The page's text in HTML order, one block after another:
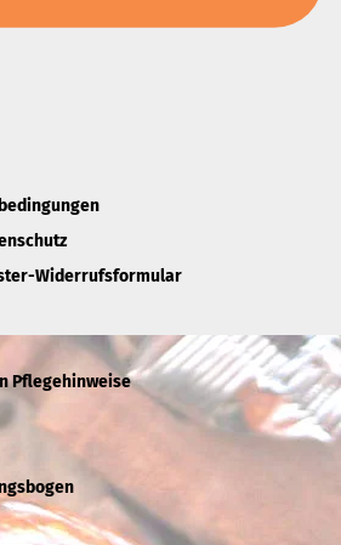
Widerrufsformular
Pflegehinweise